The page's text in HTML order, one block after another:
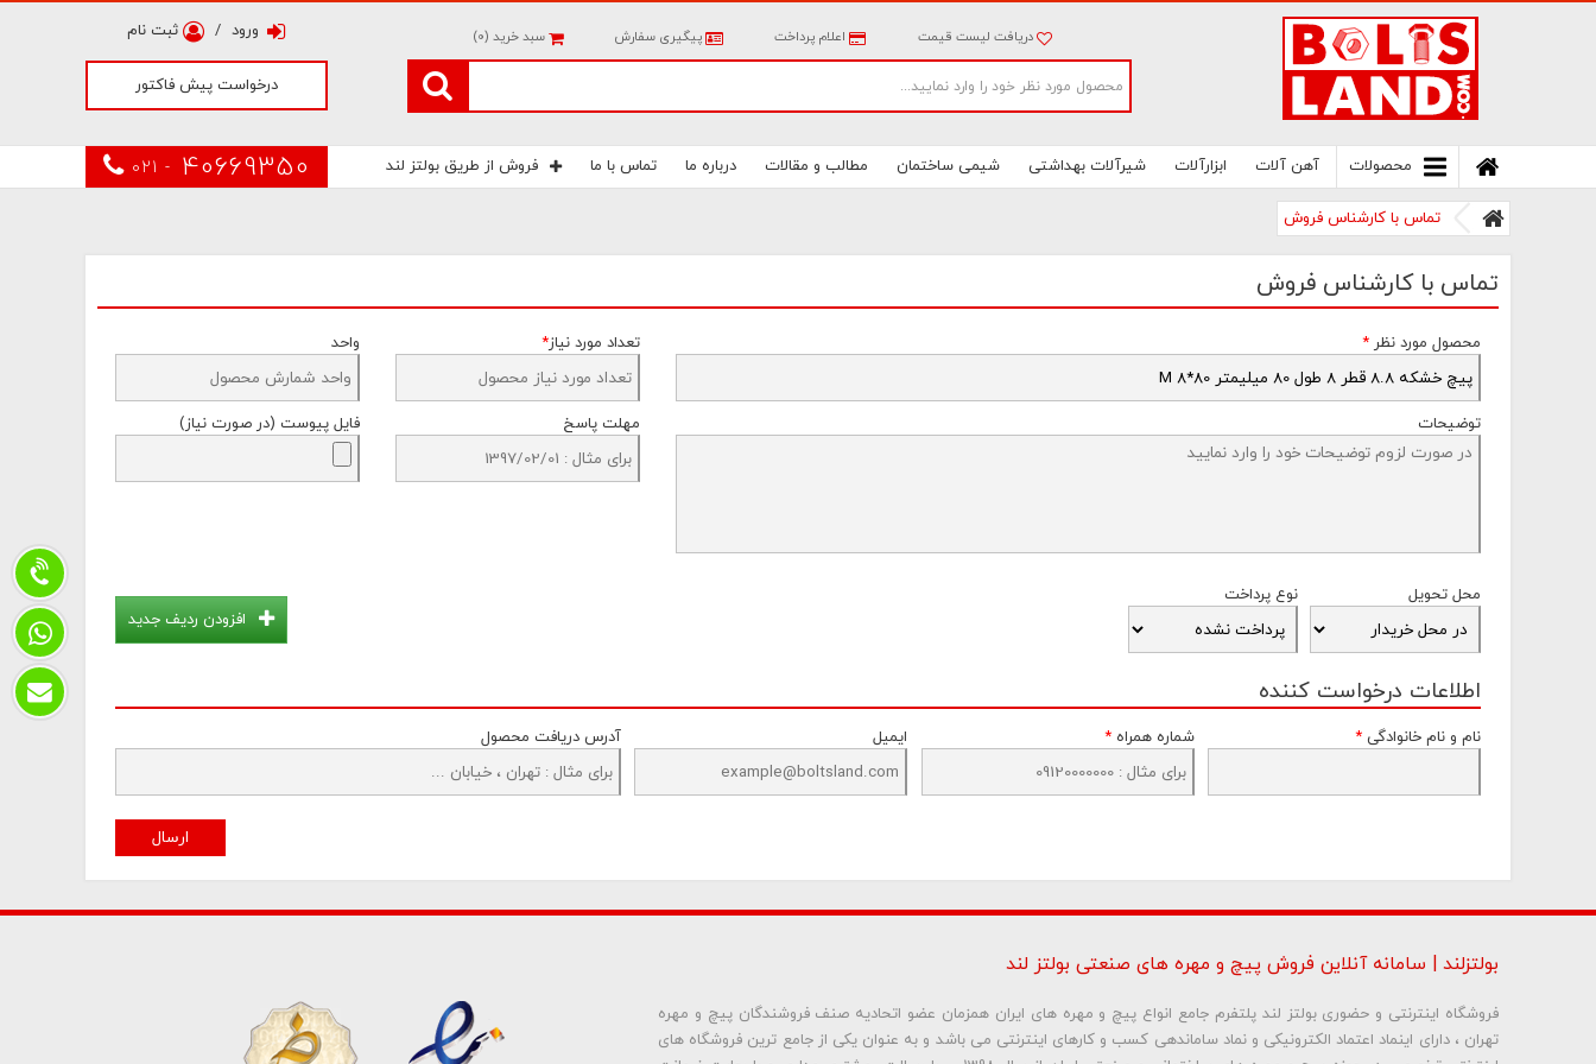
بولتز لند | سرزمین پیچ
دریافت لیست قیمت اعلام پرداخت پیگیری سفارش سبد خرید (0
) ورود / ثبت نام
درخواست پیش فاکتور
محصولات آهن آلات ابزارآلات شیرآلات بهداشتی شیمی ساختمان مطالب و مقالات درباره ما تماس با ما فروش از طریق بولتز لند 021 - 40669350
تماس با کارشناس فروش
تماس با کارشناس فروش
محصول مورد نظر *
توضیحات
تعداد مورد نیاز*
مهلت پاسخ
واحد
فایل پیوست (در صورت نیاز)
محل تحویل
نوع پرداخت
افزودن ردیف جدید
اطلاعات درخواست کننده
نام و نام خانوادگی * شماره همراه* ایمیل آدرس دریافت محصول
ارسال
بولتزلند | سامانه آنلاین فروش پیچ و مهره های صنعتی بولتز لند
فروشگاه اینترنتی و حضوری بولتز لند پلتفرم جامع انواع پیچ و مهره های ایران همزمان عضو اتحادیه صنف فروشندگان پیچ و مهره
تهران ، دارای اینماد اعتماد الکترونیکی و نماد ساماندهی کسب و کارهای اینترنتی می باشد و به عنوان یکی از جامع ترین فروشگاه های